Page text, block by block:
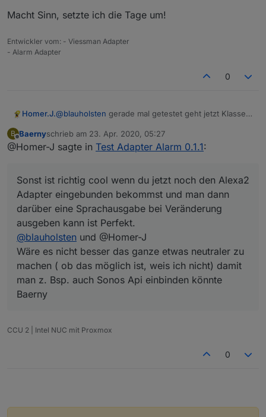
die 60 Sekunden durch läuft.
Macht Sinn, setzte ich die Tage um!
Entwickler vom: - Viessman Adapter
- Alarm Adapter
0
Homer.J.@blauholsten gerade mal getestet geht jetzt Klasse
nicht aktiviert ist wird trotzdem die Sleep List und die
Alarm list getriggert. Soll das so sein.
darüber eine Sprachausgabe bei Veränderung
ausgeben kann ist Perfekt.
Ich denk mit dem Sayit sollte das ja schon
funktionieren.
Vielleicht könntest du ja noch etwas einbauen, wenn
bei Nachtruhe etwas ausgelöst hat und der Changes
night circuit z.B. für 60 Sekunden auf true geht, und
dann die Nachtruhe abgestellt wird auch der
Datenpunkt sofort auf false geht, da sonst die Sirene
die 60 Sekunden durch läuft.
B
Offline
Baernyschrieb am 23. Apr. 2020, 05:27
zuletzt editiert von
@Homer-J sagte in Test Adapter Alarm 0.1.1:
Sonst ist richtig cool wenn du jetzt noch den Alexa2
Adapter eingebunden bekommst und man dann
darüber eine Sprachausgabe bei Veränderung
ausgeben kann ist Perfekt.
@blauholsten und @Homer-J
Wäre es nicht besser das ganze etwas neutraler zu
machen ( ob das möglich ist, weis ich nicht) damit
man z. Bsp. auch Sonos Api einbinden könnte
Baerny
CCU 2 | Intel NUC mit Proxmox
0